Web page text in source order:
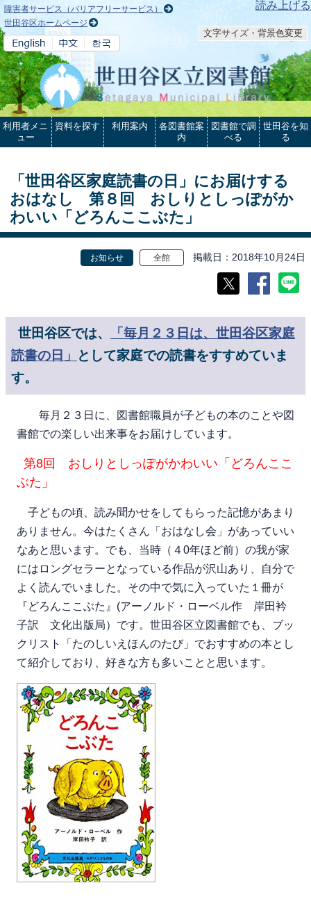
本文へ 読み上げる
障害者サービス（バリアフリーサービス）
世田谷区ホームページ
文字サイズ・背景色変更
利用者メニ
ュー
資料を探す 利用案内
各図書館案
内
図書館で調
べる
世田谷を知
る
「世田谷区家庭読書の日」にお届けする
おはなし 第８回 おしりとしっぽがか
わいい「どろんここぶた」
お知らせ 全館 掲載日 2018年10月24日
世田谷区では、
「毎月２３日は、世田谷区家庭
読書の日」
として家庭での読書をすすめていま
す。
毎月２３日に、図書館職員が子どもの本のことや図
書館での楽しい出来事をお届けしています。
第8回 おしりとしっぽがかわいい「 どろんここ
ぶた」
子どもの頃、読み聞かせをしてもらった記憶があまり
ありません。今はたくさん「おはなし会」があっていい
なあと思います。でも、当時（４0年ほど前）の我が家
にはロングセラーとなっている作品が沢山あり、自分で
よく読んでいました。その中で気に入っていた１冊が
『どろんここぶた』(アーノルド・ローベル作 岸田衿
子訳 文化出版局）です。世田谷区立図書館でも、ブッ
クリスト「たのしいえほんのたび」でおすすめの本とし
て紹介しており、好きな方も多いことと思います。